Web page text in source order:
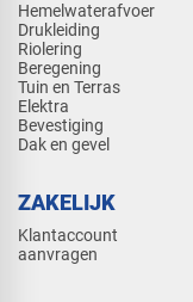
Hemelwaterafvoer
Drukleiding
Riolering
Beregening
Tuin en Terras
Elektra
Bevestiging
Dak en gevel
ZAKELIJK
Klantaccount
aanvragen